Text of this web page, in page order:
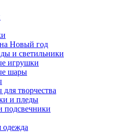
Новый год
и светильники
игрушки
шары
творчества
и пледы
подсвечники
одежда